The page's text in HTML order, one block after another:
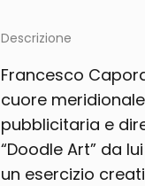
Descrizione
Francesco
cuore
pubblicitaria e
“Doodle Art” da
un esercizio